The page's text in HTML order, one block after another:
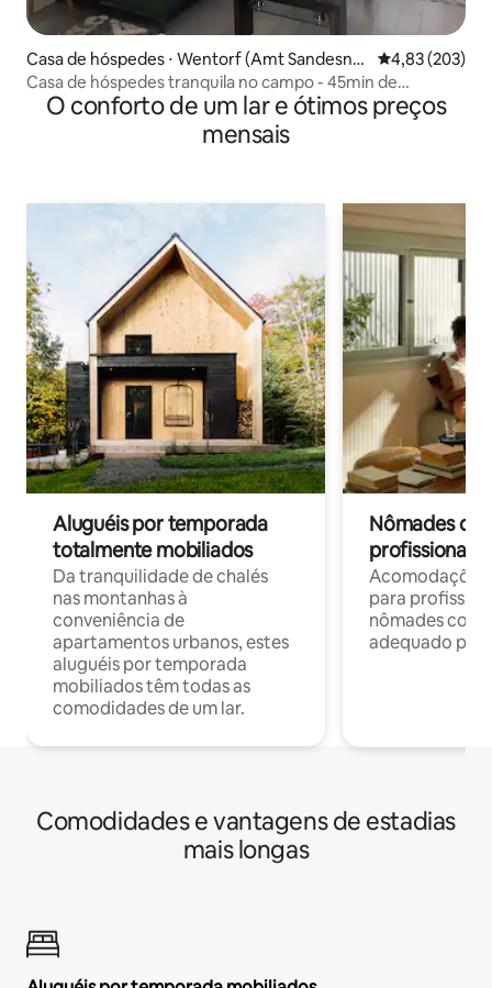
Casa de hóspedes ⋅ Wentorf (Amt Sandesne
ben)
4,83 de uma
4,83 (203)
Casa de hóspedes tranquila no campo - 45min de
Hamburgo/Lübeck
O conforto de um lar e ótimos preços
mensais
Aluguéis por temporada
totalmente mobiliados
Da tranquilidade de chalés
nas montanhas à
conveniência de
apartamentos urbanos, estes
aluguéis por temporada
mobiliados têm todas as
comodidades de um lar.
Nômades
profissionais
para
nômades com
adequado
Comodidades e vantagens de estadias
mais longas